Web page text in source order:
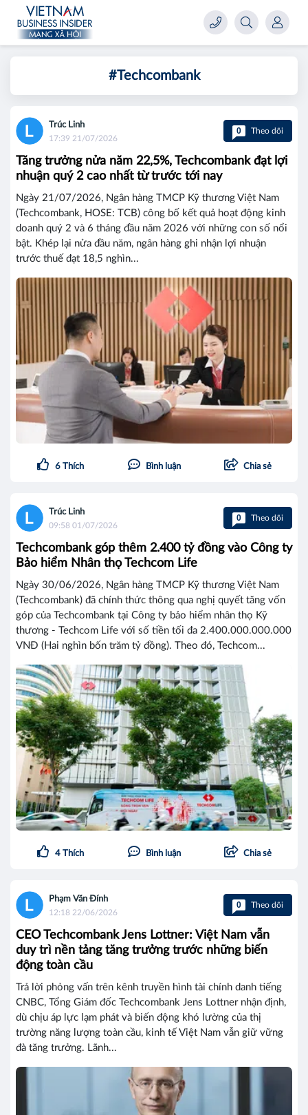
#Techcombank
Trúc Linh
17:39 21/07/2026
0 Theo dõi
Tăng trưởng nửa năm 22,5%, Techcombank đạt lợi
nhuận quý 2 cao nhất từ trước tới nay
Ngày 21/07/2026, Ngân hàng TMCP Kỹ thương Việt Nam
(Techcombank, HOSE: TCB) công bố kết quả hoạt động kinh
doanh quý 2 và 6 tháng đầu năm 2026 với những con số nổi
bật. Khép lại nửa đầu năm, ngân hàng ghi nhận lợi nhuận
trước thuế đạt 18,5 nghìn...
6 Thích Bình luận Chia sẻ
Trúc Linh
09:58 01/07/2026
0 Theo dõi
Techcombank góp thêm 2.400 tỷ đồng vào Công ty
Bảo hiểm Nhân thọ Techcom Life
Ngày 30/06/2026, Ngân hàng TMCP Kỹ thương Việt Nam
(Techcombank) đã chính thức thông qua nghị quyết tăng vốn
góp của Techcombank tại Công ty bảo hiểm nhân thọ Kỹ
thương - Techcom Life với số tiền tối đa 2.400.000.000.000
VNĐ (Hai nghìn bốn trăm tỷ đồng). Theo đó, Techcom...
4 Thích Bình luận Chia sẻ
Phạm Văn Đính
12:18 22/06/2026
0 Theo dõi
CEO Techcombank Jens Lottner: Việt Nam vẫn
duy trì nền tảng tăng trưởng trước những biến
động toàn cầu
Trả lời phỏng vấn trên kênh truyền hình tài chính danh tiếng
CNBC, Tổng Giám đốc Techcombank Jens Lottner nhận định,
dù chịu áp lực lạm phát và biến động khó lường của thị
trường năng lượng toàn cầu, kinh tế Việt Nam vẫn giữ vững
đà tăng trưởng. Lãnh...